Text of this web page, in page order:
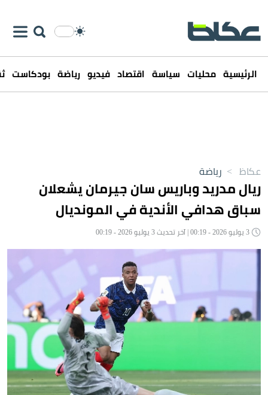
الرئيسية محليات سياسة اقتصاد فيديو رياضة بودكاست
عكاظ > رياضة
ريال مدريد وباريس سان جيرمان يشعلان
سباق هدافي الأندية في المونديال